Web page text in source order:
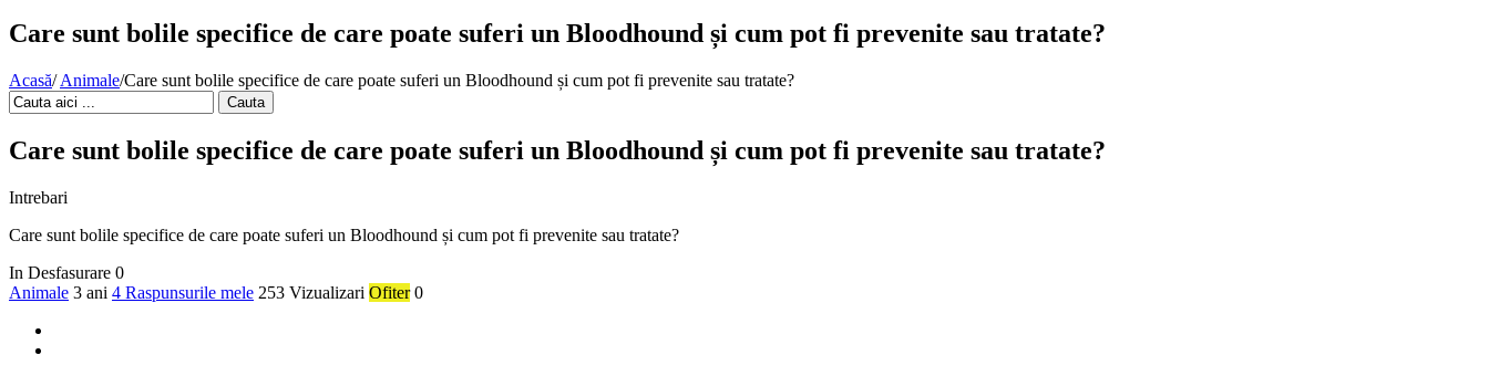
Care sunt bolile specifice de care poate suferi un Bloodhound și cum pot fi prevenite sau tratate?
Acasă/ Animale/Care sunt bolile specifice de care poate suferi un Bloodhound și cum pot fi prevenite sau tratate?
Cauta
Care sunt bolile specifice de care poate suferi un Bloodhound și cum pot fi prevenite sau tratate?
Intrebari
Care sunt bolile specifice de care poate suferi un Bloodhound și cum pot fi prevenite sau tratate?
In Desfasurare 0
Animale 3 ani 4 Raspunsurile mele 253 Vizualizari Ofiter 0